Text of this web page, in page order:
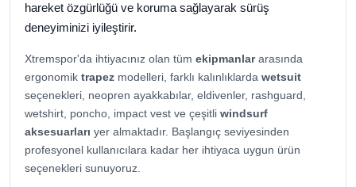
hareket özgürlüğü ve koruma sağlayarak sürüş
deneyiminizi iyileştirir.
Xtremspor'da ihtiyacınız olan tüm ekipmanlararasında
ergonomik trapez modelleri, farklı kalınlıklarda wetsuit
seçenekleri, neopren ayakkabılar, eldivenler, rashguard,
wetshirt, poncho, impact vest ve çeşitli windsurf
aksesuarları yer almaktadır. Başlangıç seviyesinden
profesyonel kullanıcılara kadar her ihtiyaca uygun ürün
seçenekleri sunuyoruz.